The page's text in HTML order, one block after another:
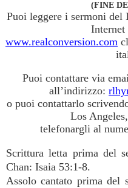
(FINE
Puoi leggere i sermoni del
www.realconversion.com
Puoi contattare via
all’indirizzo:
o puoi contattarlo
Los
telefonargli al
Scrittura letta prima del
Chan: Isaia 53:1-8.
Assolo cantato prima del